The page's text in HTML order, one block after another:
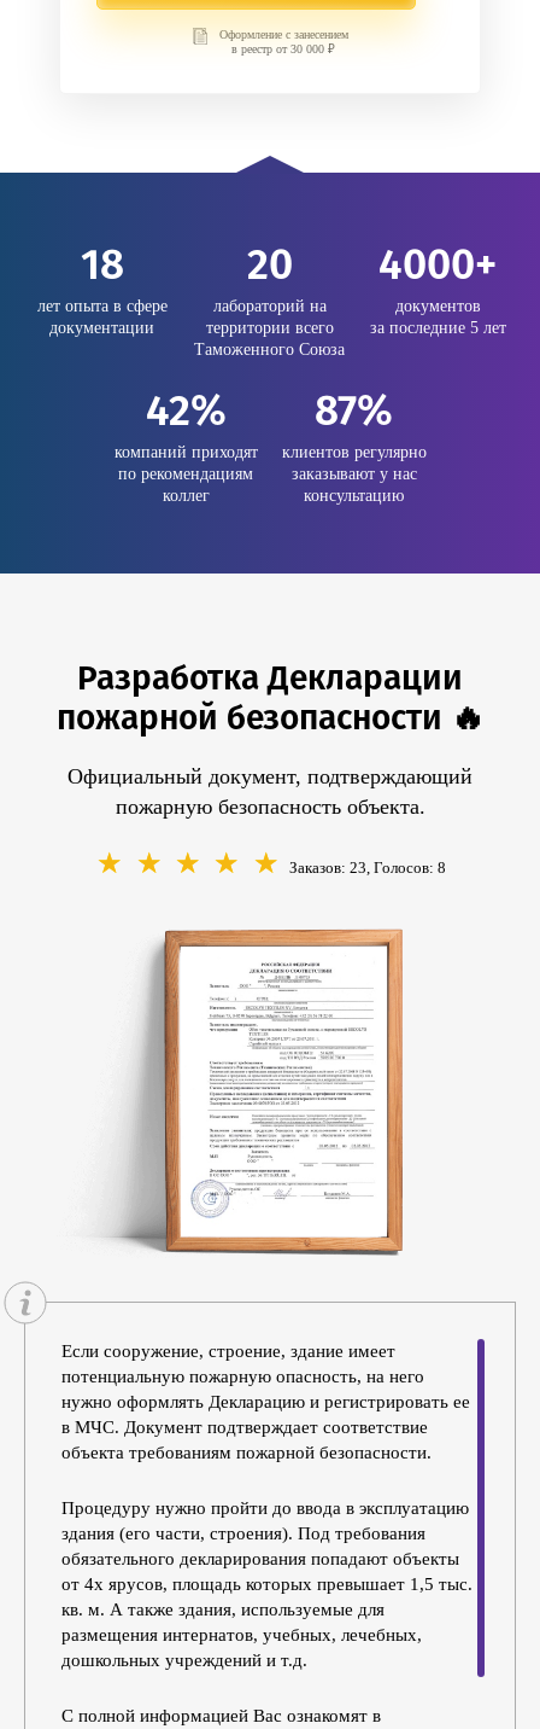
Оформление с занесением
в реестр от 30 000 ₽
18
лет опыта в сфере
документации
20
лабораторий на
территории всего
Таможенного Союза
4000+
документов
за последние 5 лет
42%
компаний приходят
по рекомендациям
коллег
87%
клиентов регулярно
заказывают у нас
консультацию
Разработка Декларации
пожарной безопасности 🔥
Официальный документ, подтверждающий
пожарную безопасность объекта.
Заказов: 23, Голосов: 8
☆
☆
☆
☆
☆
Если сооружение, строение, здание имеет
потенциальную пожарную опасность, на него
нужно оформлять Декларацию и регистрировать ее
в МЧС. Документ подтверждает соответствие
объекта требованиям пожарной безопасности.
Процедуру нужно пройти до ввода в эксплуатацию
здания (его части, строения). Под требования
обязательного декларирования попадают объекты
от 4х ярусов, площадь которых превышает 1,5 тыс.
кв. м. А также здания, используемые для
размещения интернатов, учебных, лечебных,
дошкольных учреждений и т.д.
С полной информацией Вас ознакомят в